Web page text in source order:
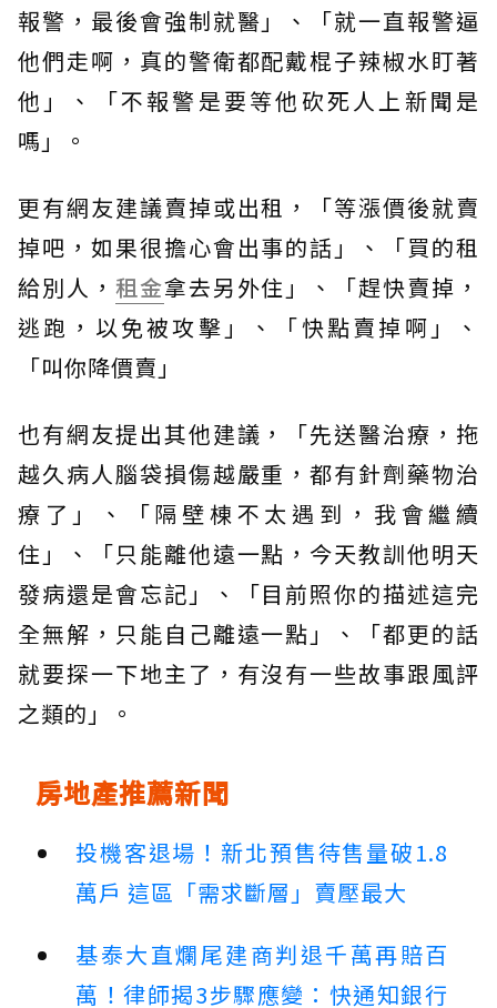
報警，最後會強制就醫」、「就一直報警逼
他們走啊，真的警衛都配戴棍子辣椒水盯著
他」、「不報警是要等他砍死人上新聞是
嗎」。
更有網友建議賣掉或出租，「等漲價後就賣
掉吧，如果很擔心會出事的話」、「買的租
給別人， 租金拿去另外住」、「趕快賣掉，
逃跑，以免被攻擊」、「快點賣掉啊」、
「叫你降價賣」
也有網友提出其他建議，「先送醫治療，拖
越久病人腦袋損傷越嚴重，都有針劑藥物治
療了」、「隔壁棟不太遇到，我會繼續
住」、「只能離他遠一點，今天教訓他明天
發病還是會忘記」、「目前照你的描述這完
全無解，只能自己離遠一點」、「都更的話
就要探一下地主了，有沒有一些故事跟風評
之類的」。
房地產推薦新聞
投機客退場！新北預售待售量破1.8
萬戶 這區「需求斷層」賣壓最大
基泰大直爛尾建商判退千萬再賠百
萬！律師揭3步驟應變：快通知銀行